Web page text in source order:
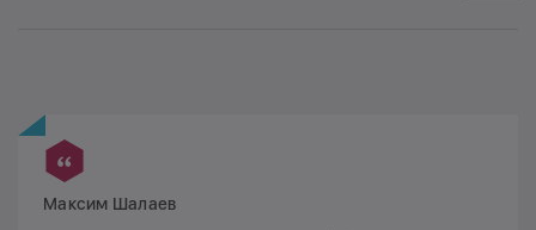
Максим Шалаев